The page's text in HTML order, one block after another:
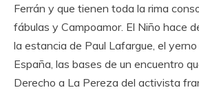
Ferrán y que tienen toda la rima
fábulas y Campoamor. El Niño hace
la estancia de Paul Lafargue, el
España, las bases de un encuentro
Derecho a La Pereza del activista